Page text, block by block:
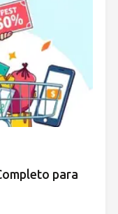
para